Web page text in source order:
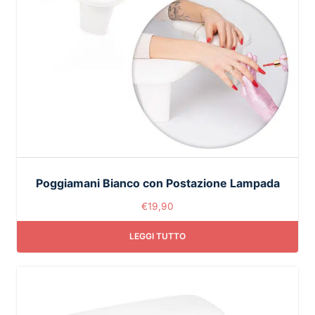
Poggiamani Bianco con Postazione Lampada
€19,90
LEGGI TUTTO